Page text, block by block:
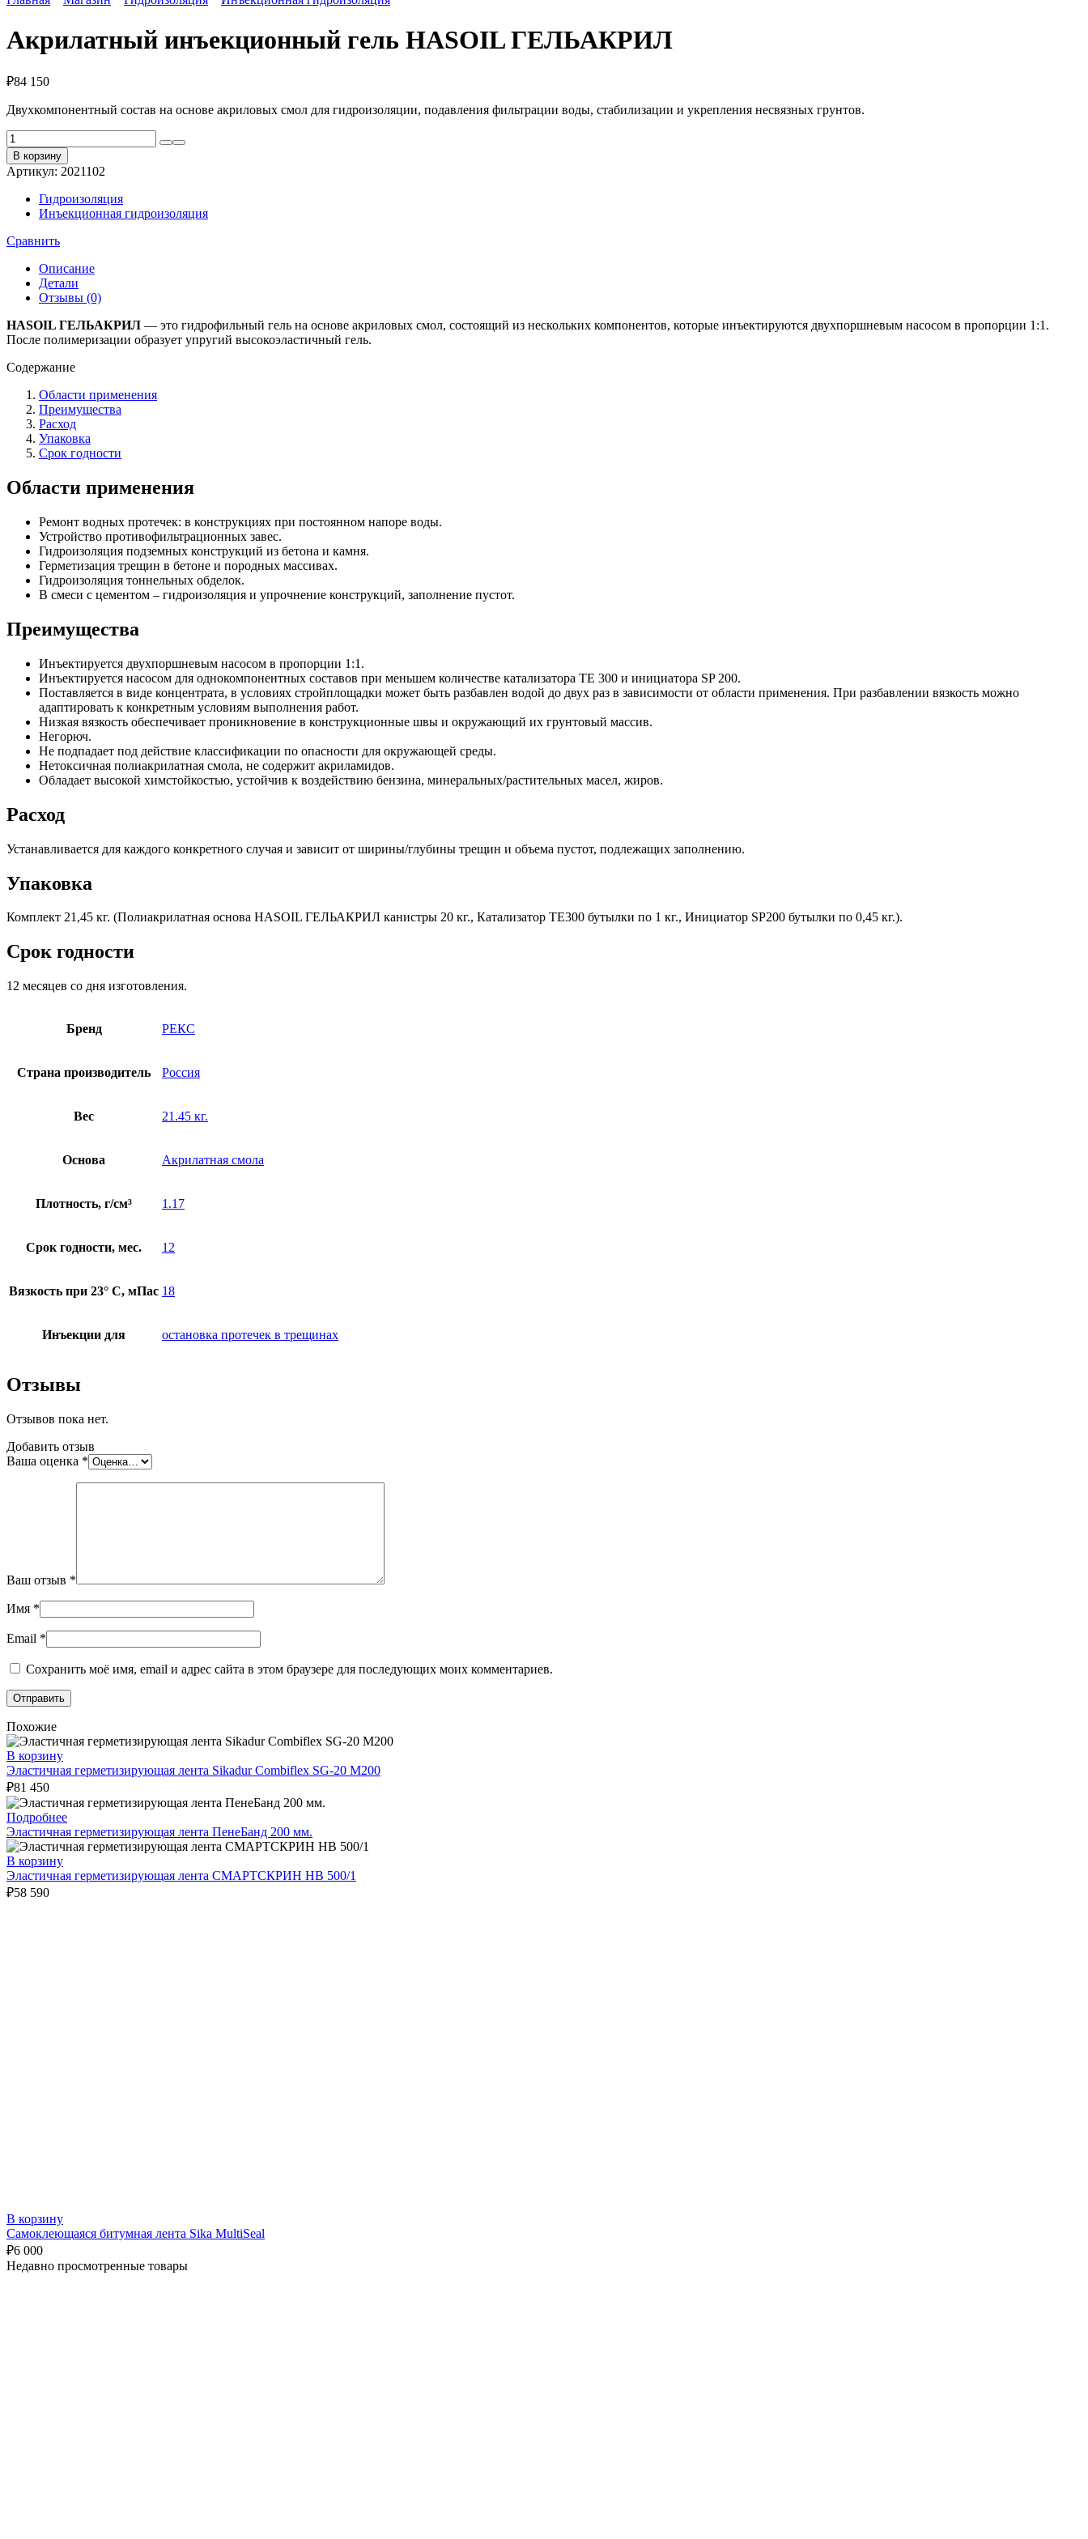
Акрилатный инъекционный гель HASOIL ГЕЛЬАКРИЛ
₽84 150
Двухкомпонентный состав на основе акриловых смол для гидроизоляции, подавления фильтрации воды, стабилизации и укрепления несвязных грунтов.
Количество
товара
Акрилатный
инъекционный
гель
HASOIL
ГЕЛЬАКРИЛ
В корзину
Артикул: 2021102
Гидроизоляция
Инъекционная гидроизоляция
Сравнить
Описание
Детали
Отзывы (0)
HASOIL ГЕЛЬАКРИЛ — это гидрофильный гель на основе акриловых смол, состоящий из нескольких компонентов, которые инъектируются двухпоршневым насосом в пропорции 1:1.
После полимеризации образует упругий высокоэластичный гель.
Содержание
Области применения
Преимущества
Расход
Упаковка
Срок годности
Области применения
Ремонт водных протечек: в конструкциях при постоянном напоре воды.
Устройство противофильтрационных завес.
Гидроизоляция подземных конструкций из бетона и камня.
Герметизация трещин в бетоне и породных массивах.
Гидроизоляция тоннельных обделок.
В смеси с цементом – гидроизоляция и упрочнение конструкций, заполнение пустот.
Преимущества
Инъектируется двухпоршневым насосом в пропорции 1:1.
Инъектируется насосом для однокомпонентных составов при меньшем количестве катализатора TE 300 и инициатора SP 200.
Поставляется в виде концентрата, в условиях стройплощадки может быть разбавлен водой до двух раз в зависимости от области применения. При разбавлении вязкость можно
адаптировать к конкретным условиям выполнения работ.
Низкая вязкость обеспечивает проникновение в конструкционные швы и окружающий их грунтовый массив.
Негорюч.
Не подпадает под действие классификации по опасности для окружающей среды.
Нетоксичная полиакрилатная смола, не содержит акриламидов.
Обладает высокой химстойкостью, устойчив к воздействию бензина, минеральных/растительных масел, жиров.
Расход
Устанавливается для каждого конкретного случая и зависит от ширины/глубины трещин и объема пустот, подлежащих заполнению.
Упаковка
Комплект 21,45 кг. (Полиакрилатная основа HASOIL ГЕЛЬАКРИЛ канистры 20 кг., Катализатор TE300 бутылки по 1 кг., Инициатор SP200 бутылки по 0,45 кг.).
Срок годности
12 месяцев со дня изготовления.
Бренд РЕКС
Страна производитель Россия
Вес 21.45 кг.
Основа Акрилатная смола
Плотность, г/см³ 1.17
Срок годности, мес. 12
Вязкость при 23° С, мПас 18
Инъекции для остановка протечек в трещинах
Отзывы
Отзывов пока нет.
Добавить отзыв
Ваша оценка *
Ваш отзыв *
Имя *
Email *
Сохранить моё имя, email и адрес сайта в этом браузере для последующих моих комментариев.
Похожие
В корзину
Эластичная герметизирующая лента Sikadur Combiflex SG-20 M200
₽81 450
Подробнее
Эластичная герметизирующая лента ПенеБанд 200 мм.
В корзину
Эластичная герметизирующая лента СМАРТСКРИН HB 500/1
₽58 590
В корзину
Самоклеющаяся битумная лента Sika MultiSeal
₽6 000
Недавно просмотренные товары